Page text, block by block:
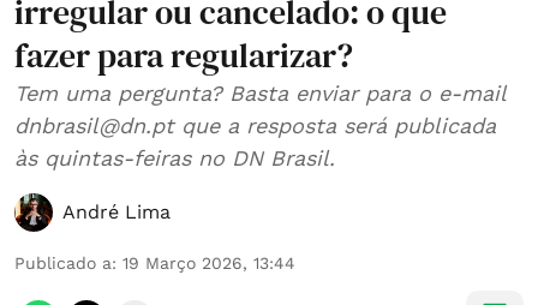
irregular ou cancelado: o que
fazer para regularizar?
Tem uma pergunta? Basta enviar para o e-mail
dnbrasil@dn.pt que a resposta será publicada
às quintas-feiras no DN Brasil.
André Lima
Publicado a: 19 Março 2026, 13:44